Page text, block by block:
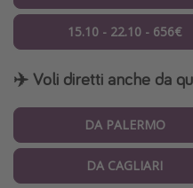
15.10 - 22.10 - 656€
✈️ Voli diretti anche da
DA PALERMO
DA CAGLIARI